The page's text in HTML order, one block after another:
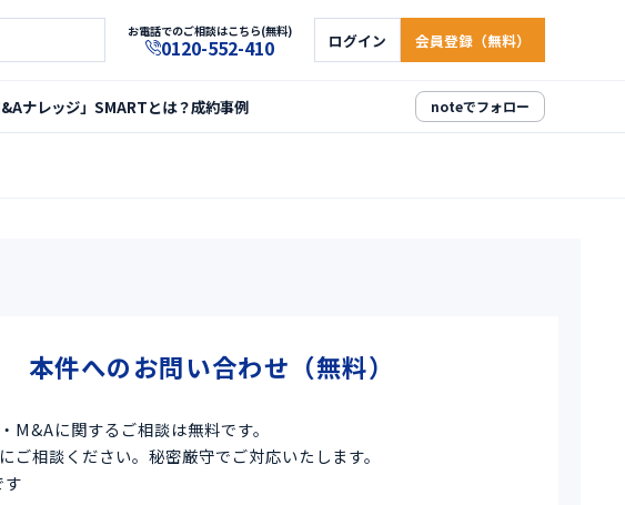
お電話でのご相談はこちら(無料)
0120-552-410 ログイン 会員登録（無料）
ナレッジ」 SMARTとは？成約事例 noteでフォロー
本件へのお問い合わせ（無料）
M&Aに関するご相談は無料です。
ご相談ください。秘密厳守でご対応いたします。
す